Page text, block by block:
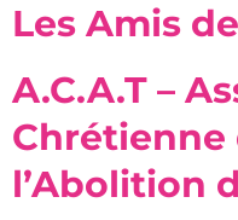
Les Amis
A.C.A.T –
l’Abolition